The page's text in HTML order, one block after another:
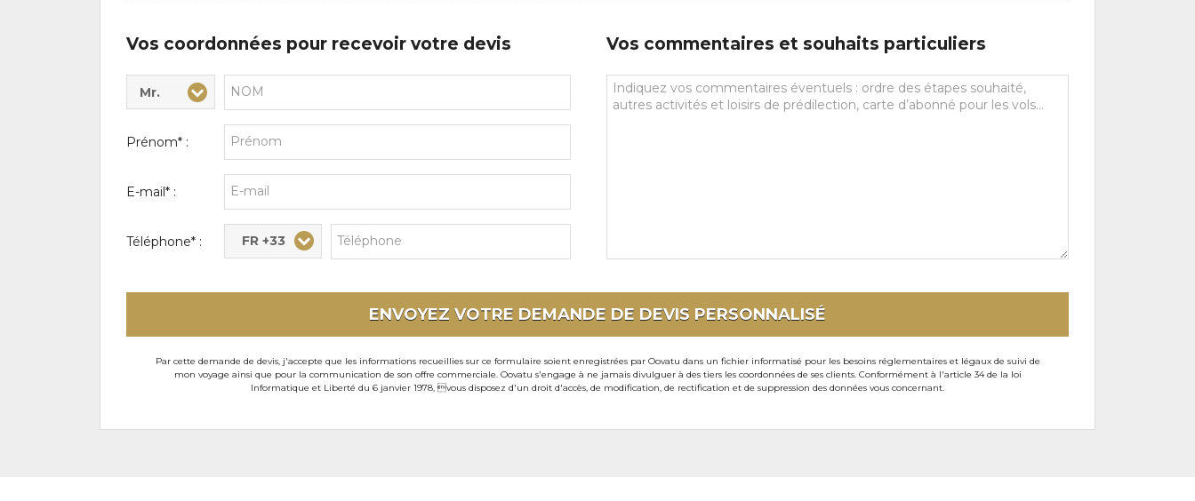
Vos coordonnées pour recevoir votre devis
Civilité* :
Mr.
Nom* :
Prénom* :
E-mail* :
Téléphone* : FR +33
Vos commentaires et souhaits particuliers
Vos
commentaires
ENVOYEZ VOTRE DEMANDE DE DEVIS PERSONNALISÉ
Par cette demande de devis, j'accepte que les informations recueillies sur ce formulaire soient enregistrées par Oovatu dans un fichier informatisé pour les besoins réglementaires et légaux de suivi de
mon voyage ainsi que pour la communication de son offre commerciale. Oovatu s'engage à ne jamais divulguer à des tiers les coordonnées de ses clients. Conformément à l'article 34 de la loi
Informatique et Liberté du 6 janvier 1978, vous disposez d'un droit d'accès, de modification, de rectification et de suppression des données vous concernant.